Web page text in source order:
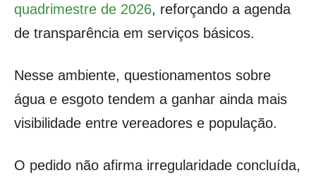
quadrimestre de 2026, reforçando a agenda
de transparência em serviços básicos.
Nesse ambiente, questionamentos sobre
água e esgoto tendem a ganhar ainda mais
visibilidade entre vereadores e população.
O pedido não afirma irregularidade concluída,